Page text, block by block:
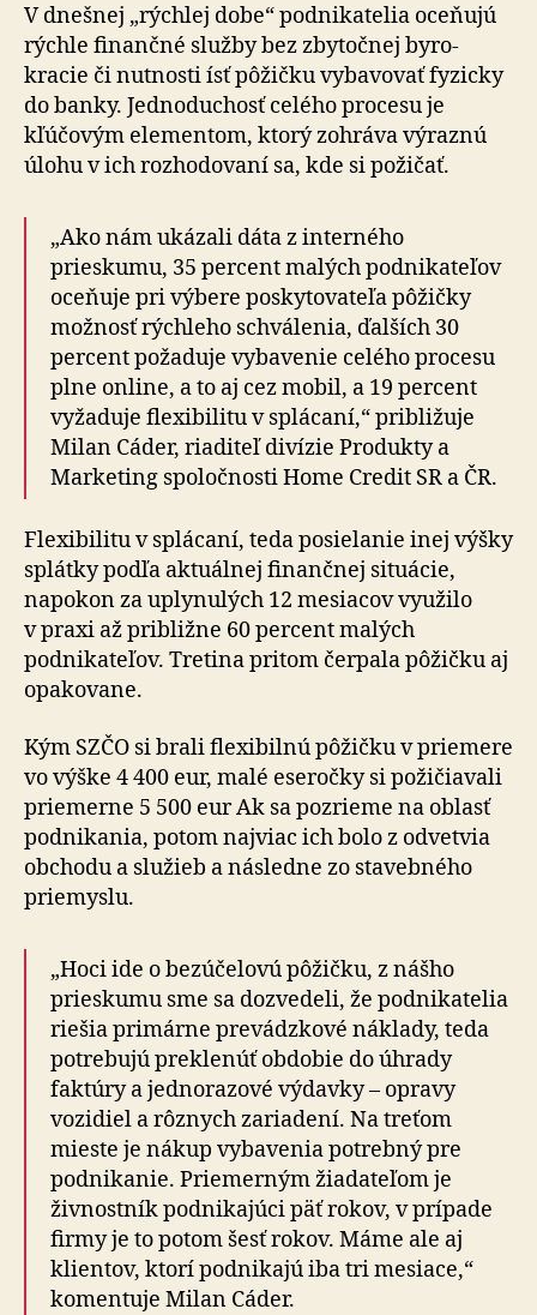
V dnešnej „rýchlej dobe“ podnikatelia oceňujú
rýchle finančné služby bez zbytočnej byro­
kracie či nutnosti ísť pôžičku vybavovať fyzicky
do banky. Jed­no­du­chosť celého procesu je
kľúčovým elementom, ktorý zohráva výraznú
úlohu v ich rozhodovaní sa, kde si požičať.
„Ako nám ukázali dáta z interného
prieskumu, 35 percent malých podnikateľov
oceňuje pri výbere poskytovateľa pôžičky
možnosť rýchleho schválenia, ďalších 30
percent požaduje vybavenie celého procesu
plne online, a to aj cez mobil, a 19 percent
vyžaduje flexibilitu v splácaní,“ približuje
Milan Cáder, riaditeľ divízie Produkty a
Marketing spoločnosti Home Credit SR a ČR.
Flexibilitu v splácaní, teda posielanie inej výšky
splátky podľa aktuálnej finančnej situácie,
napokon za uplynulých 12 mesiacov využilo
v praxi až približne 60 percent malých
podnikateľov. Tretina pritom čerpala pôžičku aj
opakovane.
Kým SZČO si brali flexibilnú pôžičku v priemere
vo výške 4 400 eur, malé eseročky si požičiavali
priemerne 5 500 eur Ak sa pozrieme na oblasť
podnikania, potom najviac ich bolo z odvetvia
obchodu a služieb a následne zo stavebného
priemyslu.
„Hoci ide o bezúčelovú pôžičku, z nášho
prieskumu sme sa dozvedeli, že podnikatelia
riešia primárne prevádzkové náklady, teda
potrebujú preklenúť obdobie do úhrady
faktúry a jednorazové výdavky – opravy
vozidiel a rôz­nych zariadení. Na treťom
mieste je nákup vybavenia potrebný pre
podnikanie. Priemerným žiadateľom je
živnostník podnikajúci päť rokov, v prí­pa­de
firmy je to potom šesť rokov. Máme ale aj
klientov, ktorí podnikajú iba tri mesiace,“
komentuje Milan Cáder.